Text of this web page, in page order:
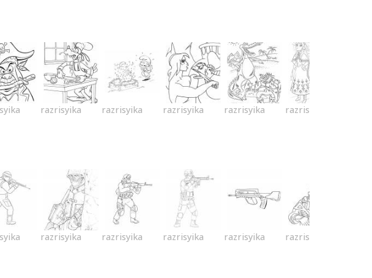
razrisyika razrisyika razrisyika razrisyika razrisyika
razrisyika razrisyika razrisyika razrisyika razrisyika